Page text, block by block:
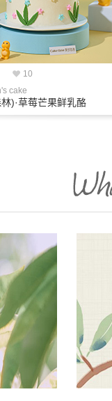
10
cake
)·草莓芒果鲜乳酪